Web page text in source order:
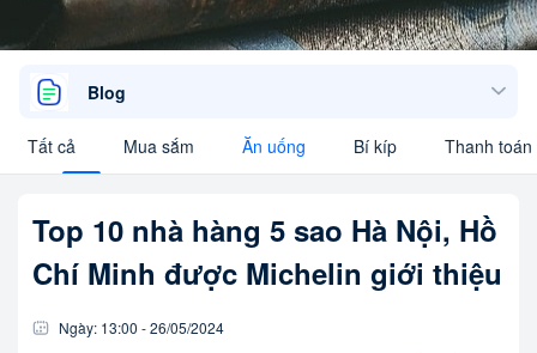
Blog
Tất cả Mua sắm Ăn uống Bí kíp Thanh
Top 10 nhà hàng 5 sao Hà Nội, Hồ
Chí Minh được Michelin giới thiệu
Ngày: 13:00 -26/05/2024